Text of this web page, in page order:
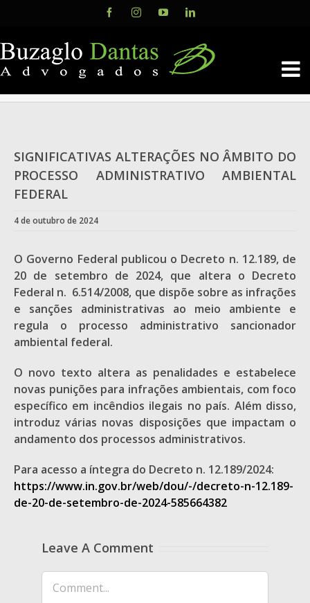
content
FacebookInstagramYouTubeLinkedIn
SIGNIFICATIVAS ALTERAÇÕES NO ÂMBITO DO
PROCESSO ADMINISTRATIVO AMBIENTAL
FEDERAL
4 de outubro de 2024
O Governo Federal publicou o Decreto n. 12.189, de
20 de setembro de 2024, que altera o Decreto
Federal n. 6.514/2008, que dispõe sobre as infrações
e sanções administrativas ao meio ambiente e
regula o processo administrativo sancionador
ambiental federal.
O novo texto altera as penalidades e estabelece
novas punições para infrações ambientais, com foco
específico em incêndios ilegais no país. Além disso,
introduz várias novas disposições que impactam o
andamento dos processos administrativos.
Para acesso a íntegra do Decreto n. 12.189/2024:
https://www.in.gov.br/web/dou/-/decreto-n-12.189-
de-20-de-setembro-de-2024-585664382
Leave A Comment
Comment